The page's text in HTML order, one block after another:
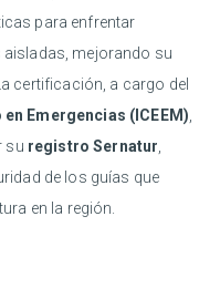
para enfrentar
aisladas, mejorando su
certificación, a cargo del
Emergencias (ICEEM)
su registro Sernatur
de los guías que
en la región.